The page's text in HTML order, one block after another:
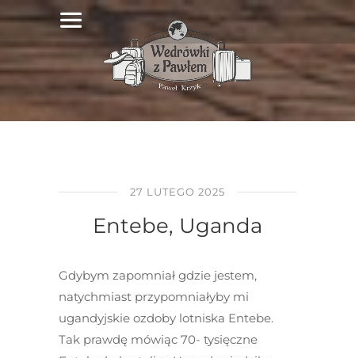
27 LUTEGO 2025
Entebe, Uganda
Gdybym zapomniał gdzie jestem,
natychmiast przypomniałyby mi
ugandyjskie ozdoby lotniska Entebe.
Tak prawdę mówiąc 70- tysięczne